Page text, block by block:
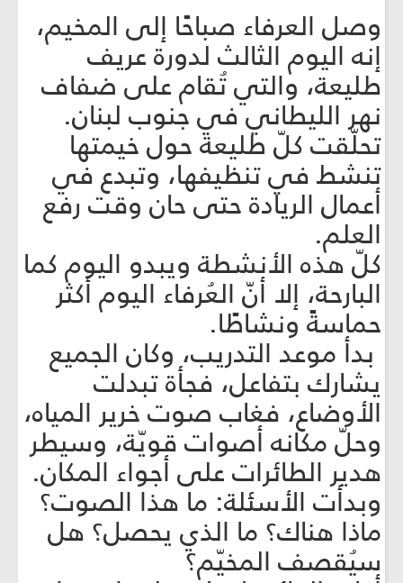
وصل العرفاء صباحًا إلى المخيم،
إنه اليوم الثالث لدورة عريف
طليعة، والتي تُقام على ضفاف
نهر الليطاني في جنوب لبنان.
تحلّقت كلّ طليعة حول خيمتها
تنشط في تنظيفها، وتبدع في
أعمال الريادة حتى حان وقت رفع
العلم.
كلّ هذه الأنشطة ويبدو اليوم كما
البارحة، إلا أنّ العُرفاء اليوم أكثر
حماسةً ونشاطًا.
بدأ موعد التدريب، وكان الجميع
يشارك بتفاعل، فجأة تبدلت
الأوضاع، فغاب صوت خرير المياه،
وحلّ مكانه أصوات قويّة، وسيطر
هدير الطائرات على أجواء المكان.
وبدأت الأسئلة: ما هذا الصوت؟
ماذا هناك؟ ما الذي يحصل؟ هل
سيُقصف المخيّم؟